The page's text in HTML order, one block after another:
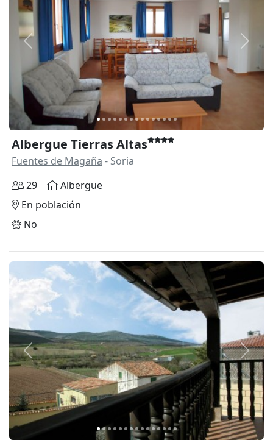
Anterior
Albergue Tierras Altas
Fuentes de Magaña - Soria
29
Albergue
En población
No
Anterior